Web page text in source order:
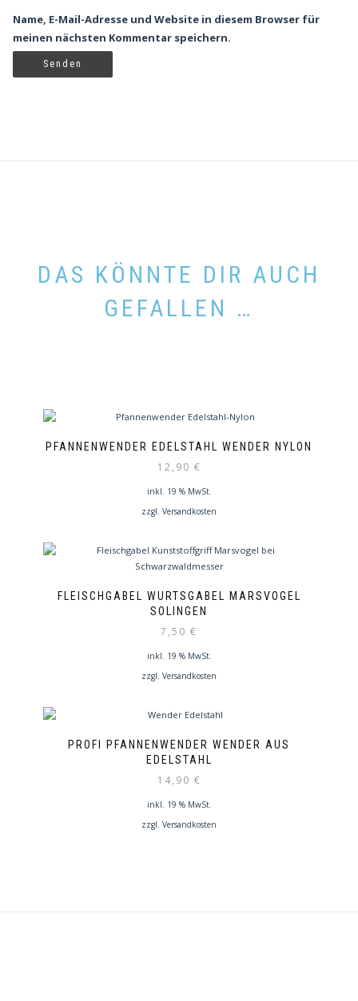
Name, E-Mail-Adresse und Website in diesem Browser für
meinen nächsten Kommentar speichern.
DAS KÖNNTE DIR AUCH
GEFALLEN …
PFANNENWENDER EDELSTAHL WENDER NYLON
12,90 €
inkl. 19 % MwSt.
zzgl. Versandkosten
FLEISCHGABEL WURTSGABEL MARSVOGEL
SOLINGEN
7,50 €
inkl. 19 % MwSt.
zzgl. Versandkosten
PROFI PFANNENWENDER WENDER AUS
EDELSTAHL
14,90 €
inkl. 19 % MwSt.
zzgl. Versandkosten